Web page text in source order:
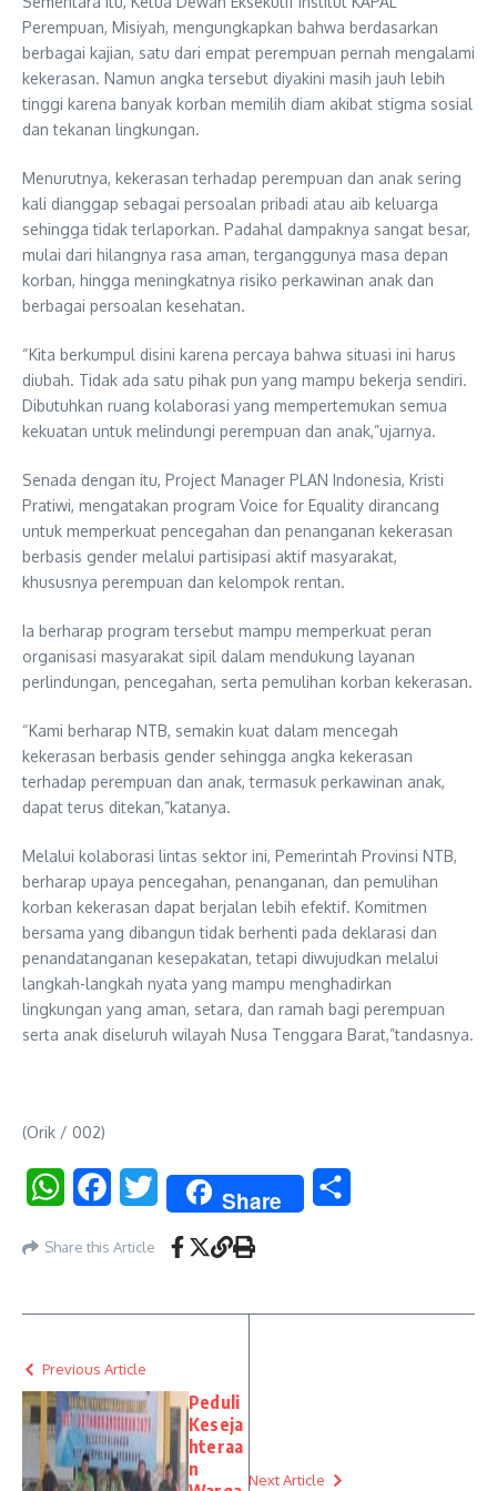
Perempuan, Misiyah, mengungkapkan bahwa berdasarkan
berbagai kajian, satu dari empat perempuan pernah mengalami
kekerasan. Namun angka tersebut diyakini masih jauh lebih
tinggi karena banyak korban memilih diam akibat stigma sosial
dan tekanan lingkungan.
Menurutnya, kekerasan terhadap perempuan dan anak sering
kali dianggap sebagai persoalan pribadi atau aib keluarga
sehingga tidak terlaporkan. Padahal dampaknya sangat besar,
mulai dari hilangnya rasa aman, terganggunya masa depan
korban, hingga meningkatnya risiko perkawinan anak dan
berbagai persoalan kesehatan.
“Kita berkumpul disini karena percaya bahwa situasi ini harus
diubah. Tidak ada satu pihak pun yang mampu bekerja sendiri.
Dibutuhkan ruang kolaborasi yang mempertemukan semua
kekuatan untuk melindungi perempuan dan anak,”ujarnya.
Senada dengan itu, Project Manager PLAN Indonesia, Kristi
Pratiwi, mengatakan program Voice for Equality dirancang
untuk memperkuat pencegahan dan penanganan kekerasan
berbasis gender melalui partisipasi aktif masyarakat,
khususnya perempuan dan kelompok rentan.
Ia berharap program tersebut mampu memperkuat peran
organisasi masyarakat sipil dalam mendukung layanan
perlindungan, pencegahan, serta pemulihan korban kekerasan.
“Kami berharap NTB, semakin kuat dalam mencegah
kekerasan berbasis gender sehingga angka kekerasan
terhadap perempuan dan anak, termasuk perkawinan anak,
dapat terus ditekan,”katanya.
Melalui kolaborasi lintas sektor ini, Pemerintah Provinsi NTB,
berharap upaya pencegahan, penanganan, dan pemulihan
korban kekerasan dapat berjalan lebih efektif. Komitmen
bersama yang dibangun tidak berhenti pada deklarasi dan
penandatanganan kesepakatan, tetapi diwujudkan melalui
langkah-langkah nyata yang mampu menghadirkan
lingkungan yang aman, setara, dan ramah bagi perempuan
serta anak diseluruh wilayah Nusa Tenggara Barat,”tandasnya.
(Orik / 002)
WhatsAppFacebookTwitter Share
Share this Article
Previous Article
Peduli
Keseja
hteraa
n
Next Article